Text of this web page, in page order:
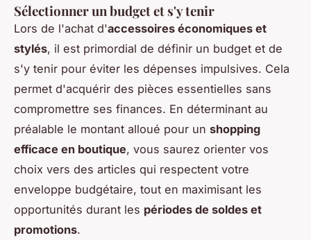
Sélectionner un budget et s'y tenir
Lors de l'achat d'accessoires économiques et
stylés, il est primordial de définir un budget et de
s'y tenir pour éviter les dépenses impulsives. Cela
permet d'acquérir des pièces essentielles sans
compromettre ses finances. En déterminant au
préalable le montant alloué pour un shopping
efficace en boutique, vous saurez orienter vos
choix vers des articles qui respectent votre
enveloppe budgétaire, tout en maximisant les
opportunités durant les périodes de soldes et
promotions.